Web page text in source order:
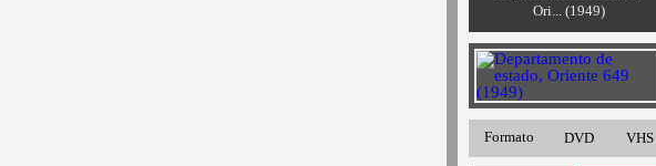
Ori... (1949)
Formato DVD VHS